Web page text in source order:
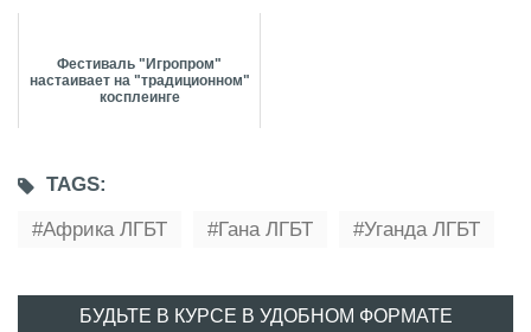
Фестиваль "Игропром"
настаивает на "традиционном"
косплеинге
TAGS:
Африка ЛГБТ
Гана ЛГБТ Уганда ЛГБТ
БУДЬТЕ В КУРСЕ В УДОБНОМ ФОРМАТЕ